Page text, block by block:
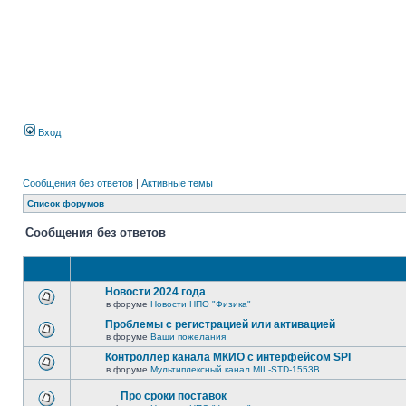
Вход
Сообщения без ответов | Активные темы
Список форумов
Сообщения без ответов
Новости 2024 года
в форуме Новости НПО "Физика"
Проблемы с регистрацией или активацией
в форуме Ваши пожелания
Контроллер канала МКИО с интерфейсом SPI
в форуме Мультиплексный канал MIL-STD-1553B
Про сроки поставок